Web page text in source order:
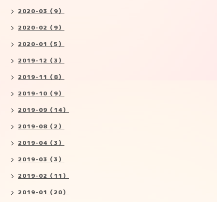
2020-03（9）
2020-02（9）
2020-01（5）
2019-12（3）
2019-11（8）
2019-10（9）
2019-09（14）
2019-08（2）
2019-04（3）
2019-03（3）
2019-02（11）
2019-01（20）